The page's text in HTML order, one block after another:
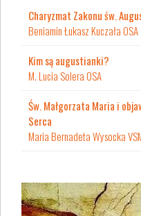
Charyzmat Zakonu św.
Beniamin Łukasz Kuczała OSA
Kim są augustianki?
M. Lucia Solera OSA
Św. Małgorzata Maria i
Serca
Maria Bernadeta Wysocka